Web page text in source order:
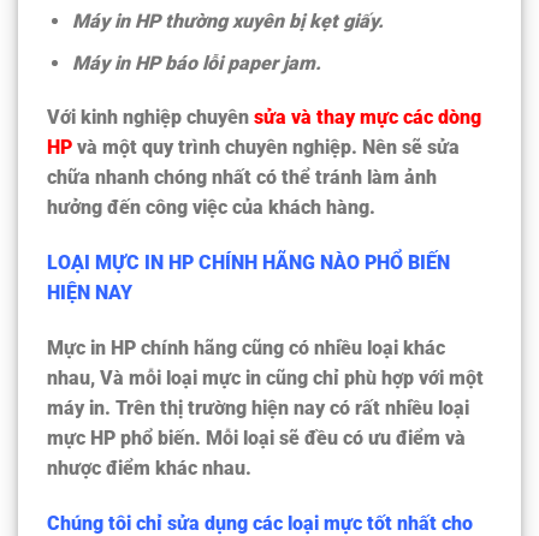
Máy in HP thường xuyên bị kẹt giấy.
Máy in HP báo lỗi paper jam.
Với kinh nghiệp chuyên sửa và thay mực các dòng
HP và một quy trình chuyên nghiệp. Nên sẽ sửa
chữa nhanh chóng nhất có thể tránh làm ảnh
hưởng đến công việc của khách hàng.
LOẠI MỰC IN HP CHÍNH HÃNG NÀO PHỔ BIẾN
HIỆN NAY
Mực in HP chính hãng cũng có nhiều loại khác
nhau, Và mỗi loại mực in cũng chỉ phù hợp với một
máy in. Trên thị trường hiện nay có rất nhiều loại
mực HP phổ biến. Mỗi loại sẽ đều có ưu điểm và
nhược điểm khác nhau.
Chúng tôi chỉ sửa dụng các loại mực tốt nhất cho